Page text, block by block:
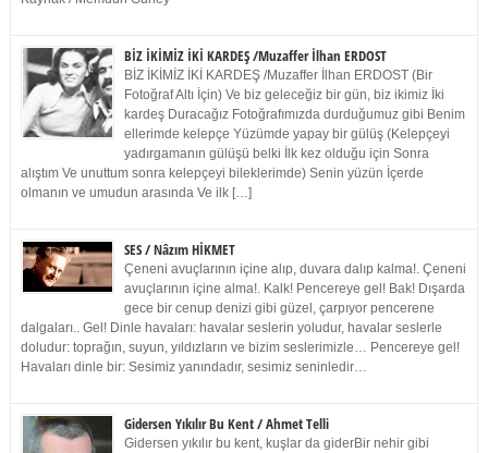
BİZ İKİMİZ İKİ KARDEŞ /Muzaffer İlhan ERDOST
BİZ İKİMİZ İKİ KARDEŞ /Muzaffer İlhan ERDOST (Bir
Fotoğraf Altı İçin) Ve biz geleceğiz bir gün, biz ikimiz İki
kardeş Duracağız Fotoğrafımızda durduğumuz gibi Benim
ellerimde kelepçe Yüzümde yapay bir gülüş (Kelepçeyi
yadırgamanın gülüşü belki İlk kez olduğu için Sonra
alıştım Ve unuttum sonra kelepçeyi bileklerimde) Senin yüzün İçerde
olmanın ve umudun arasında Ve ilk […]
SES / Nâzım HİKMET
Çeneni avuçlarının içine alıp, duvara dalıp kalma!. Çeneni
avuçlarının içine alma!. Kalk! Pencereye gel! Bak! Dışarda
gece bir cenup denizi gibi güzel, çarpıyor pencerene
dalgaları.. Gel! Dinle havaları: havalar seslerin yoludur, havalar seslerle
doludur: toprağın, suyun, yıldızların ve bizim seslerimizle… Pencereye gel!
Havaları dinle bir: Sesimiz yanındadır, sesimiz seninledir…
Gidersen Yıkılır Bu Kent / Ahmet Telli
Gidersen yıkılır bu kent, kuşlar da giderBir nehir gibi